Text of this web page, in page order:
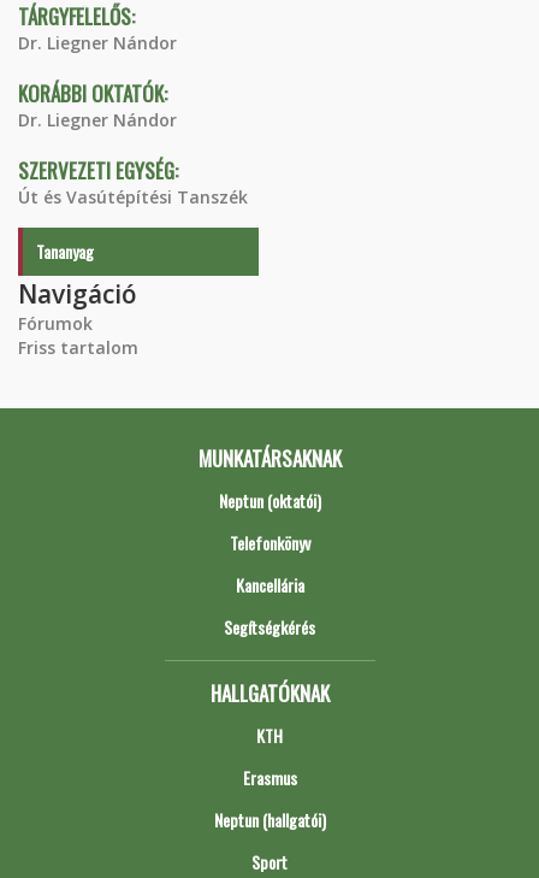
TÁRGYFELELŐS:
Dr. Liegner Nándor
KORÁBBI OKTATÓK:
Dr. Liegner Nándor
SZERVEZETI EGYSÉG:
Út és Vasútépítési Tanszék
Tananyag
Navigáció
Fórumok
Friss tartalom
MUNKATÁRSAKNAK
Neptun (oktatói)
Telefonkönyv
Kancellária
Segítségkérés
HALLGATÓKNAK
KTH
Erasmus
Neptun (hallgatói)
Sport